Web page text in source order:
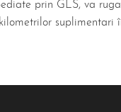
prin GLS, va
suplimentari